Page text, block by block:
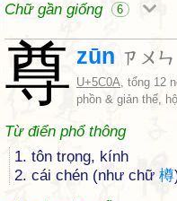
Chữ gần giống 6
尊 zūn ㄗㄨㄣ
U+5C0A, tổng 12
phồn & giản thể,
Từ điển phổ thông
1. tôn trọng, kính
2. cái chén (như chữ 樽